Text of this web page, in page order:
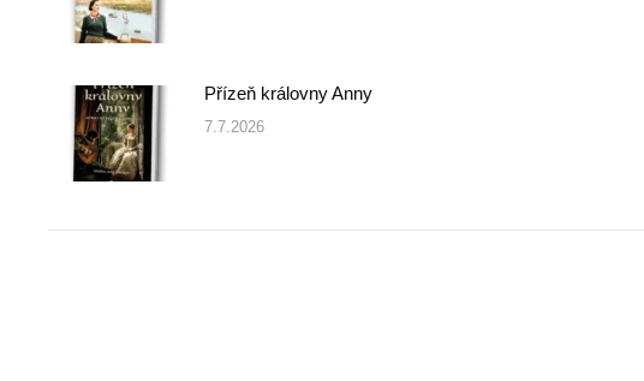
Přízeň královny Anny
7.7.2026